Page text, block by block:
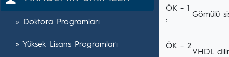
» Doktora Programları
» Yüksek Lisans Programları
ÖK - 1
:
Gömülü
ÖK - 2
VHDL